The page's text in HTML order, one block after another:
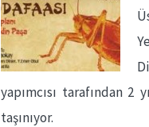
yapımcısı tarafından
taşınıyor.